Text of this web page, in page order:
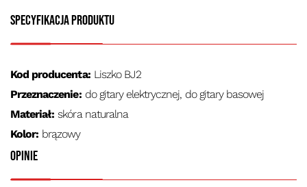
Opinie
Specyfikacja produktu
Kod producenta: Liszko BJ2
Przeznaczenie: do gitary elektrycznej, do gitary basowej
Materiał: skóra naturalna
Kolor: brązowy